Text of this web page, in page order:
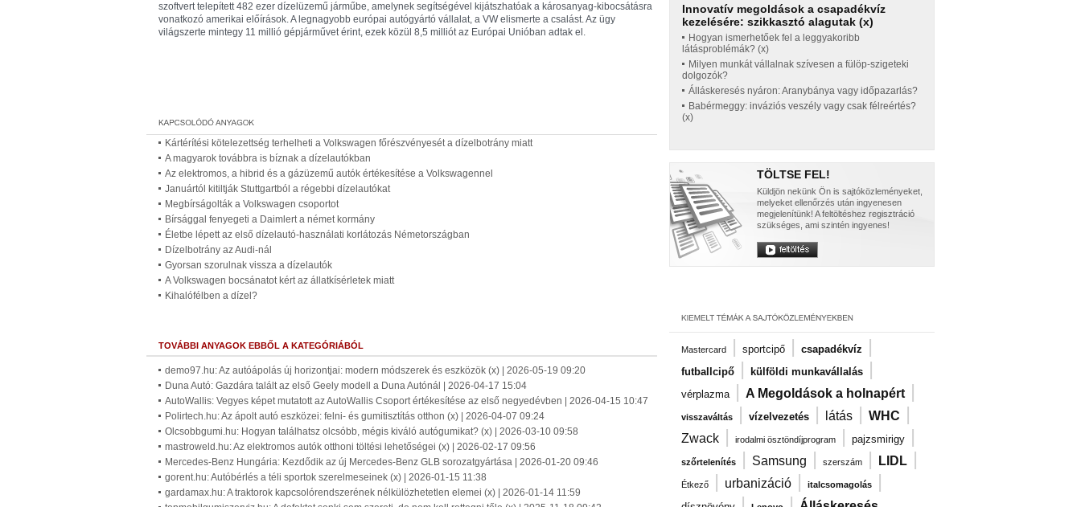
szoftvert telepített 482 ezer dízelüzemű járműbe, amelynek segítségével kijátszhatóak a károsanyag-kibocsátásra
vonatkozó amerikai előírások. A legnagyobb európai autógyártó vállalat, a VW elismerte a csalást. Az ügy
világszerte mintegy 11 millió gépjárművet érint, ezek közül 8,5 milliót az Európai Unióban adtak el.
Kártérítési kötelezettség terhelheti a Volkswagen főrészvényesét a dízelbotrány miatt
A magyarok továbbra is bíznak a dízelautókban
Az elektromos, a hibrid és a gázüzemű autók értékesítése a Volkswagennel
Januártól kitiltják Stuttgartból a régebbi dízelautókat
Megbírságolták a Volkswagen csoportot
Bírsággal fenyegeti a Daimlert a német kormány
Életbe lépett az első dízelautó-használati korlátozás Németországban
Dízelbotrány az Audi-nál
Gyorsan szorulnak vissza a dízelautók
A Volkswagen bocsánatot kért az állatkísérletek miatt
Kihalófélben a dízel?
TOVÁBBI ANYAGOK EBBŐL A KATEGÓRIÁBÓL
demo97.hu: Az autóápolás új horizontjai: modern módszerek és eszközök (x) | 2026-05-19 09:20
Duna Autó: Gazdára talált az első Geely modell a Duna Autónál | 2026-04-17 15:04
AutoWallis: Vegyes képet mutatott az AutoWallis Csoport értékesítése az első negyedévben | 2026-04-15 10:47
Polirtech.hu: Az ápolt autó eszközei: felni- és gumitisztítás otthon (x) | 2026-04-07 09:24
Olcsobbgumi.hu: Hogyan találhatsz olcsóbb, mégis kiváló autógumikat? (x) | 2026-03-10 09:58
mastroweld.hu: Az elektromos autók otthoni töltési lehetőségei (x) | 2026-02-17 09:56
Mercedes-Benz Hungária: Kezdődik az új Mercedes-Benz GLB sorozatgyártása | 2026-01-20 09:46
gorent.hu: Autóbérlés a téli sportok szerelmeseinek (x) | 2026-01-15 11:38
gardamax.hu: A traktorok kapcsolórendszerének nélkülözhetetlen elemei (x) | 2026-01-14 11:59
Innovatív megoldások a csapadékvíz
kezelésére: szikkasztó alagutak (x)
Hogyan ismerhetőek fel a leggyakoribb
látásproblémák? (x)
Milyen munkát vállalnak szívesen a fülöp-szigeteki
dolgozók?
Álláskeresés nyáron: Aranybánya vagy időpazarlás?
Babérmeggy: inváziós veszély vagy csak félreértés?
(x)
TÖLTSE FEL!
Küldjön nekünk Ön is sajtóközleményeket,
melyeket ellenőrzés után ingyenesen
megjelenítünk! A feltöltéshez regisztráció
szükséges, ami szintén ingyenes!
Mastercard | sportcipő | csapadékvíz |
futballcipő | külföldi munkavállalás |
vérplazma | A Megoldások a holnapért |
visszaváltás | vízelvezetés | látás | WHC |
Zwack | irodalmi ösztöndíjprogram | pajzsmirigy |
szőrtelenítés | Samsung | szerszám | LIDL |
Étkező | urbanizáció | italcsomagolás |